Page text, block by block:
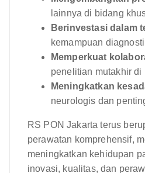
lainnya di bidang
Berinvestasi dalam
kemampuan
Memperkuat
penelitian mutakhir di
Meningkatkan
neurologis dan
RS PON Jakarta terus
perawatan komprehensif,
meningkatkan kehidupan
inovasi, kualitas, dan